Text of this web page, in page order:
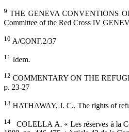
9 THE GENEVA CONVENTIONS
Committee of the Red Cross IV
10 A/CONF.2/37
11 Idem.
12 COMMENTARY ON THE
p. 23-27
13 HATHAWAY, J. C., The rights of
14
COLELLA A. « Les réserves à la